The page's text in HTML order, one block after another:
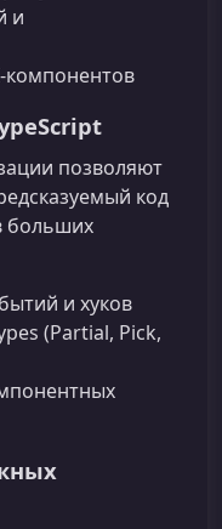
и
позволяют
код
больших
и хуков
(Partial, Pick,